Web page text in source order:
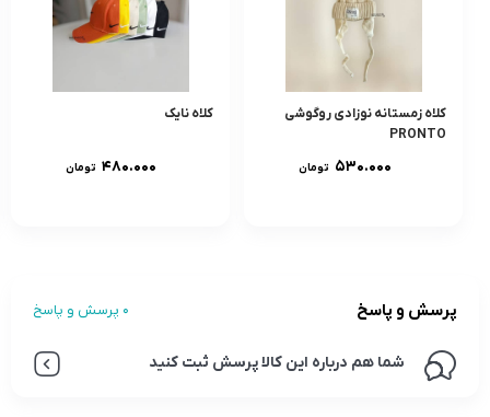
کلاه زمستانه نوزادی روگوشی
PRONTO
۵۳۰.۰۰۰ تومان
کلاه نایک
۴۸۰.۰۰۰ تومان
پرسش و پاسخ 0 پرسش و پاسخ
شما هم درباره این کالا پرسش ثبت کنید